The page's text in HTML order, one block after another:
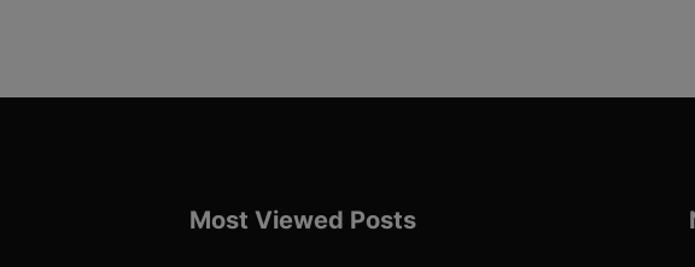
Most Viewed Posts